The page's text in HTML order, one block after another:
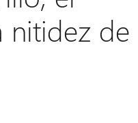
nitidez de